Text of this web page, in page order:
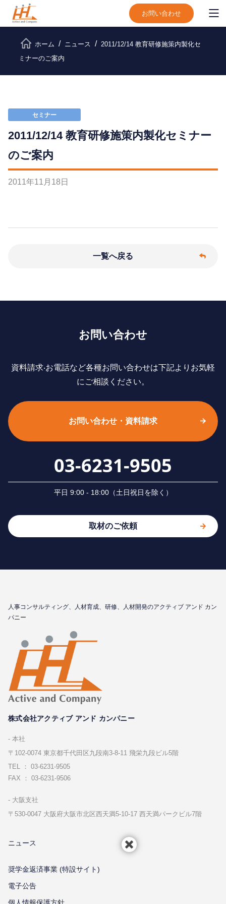
お問い合わせ
ホーム ニュース
2011/12/14 教育研修施策内製化セ
ミナーのご案内
セミナー
2011/12/14 教育研修施策内製化セミナー
のご案内
2011年11 月 18 日
一覧へ戻る
お問い合わせ
資料請求‧お電話など各種お問い合わせは下記よりお気軽
にご相談ください。
お問い合わせ・資料請求
03-6231-9505
平⽇ 9:00 - 18:00（⼟⽇祝⽇を除く）
取材のご依頼
⼈事コンサルティング、⼈材育成、研修、⼈材開発のアクティブ アンド カン
パニー
株式会社アクティブ アンド カンパニー
本社
〒102-0074 東京都千代⽥区九段南3-8-11 飛栄九段ビル5階
TEL ： 03-6231-9505
FAX ： 03-6231-9506
⼤阪⽀社
〒530-0047 ⼤阪府⼤阪市北区⻄天満5-10-17 ⻄天満パークビル7階
ニュース
奨学金返済事業 (特設サイト)
電子公告